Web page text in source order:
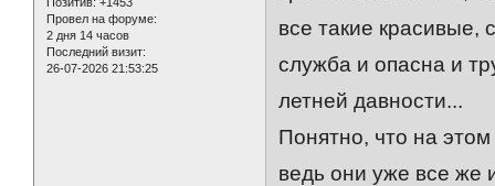
Провел на форуме:
2 дня 14 часов
Последний визит:
26-07-2026 21:53:25
все такие
служба и опасна и
летней давности...
Понятно, что на
ведь они уже все же